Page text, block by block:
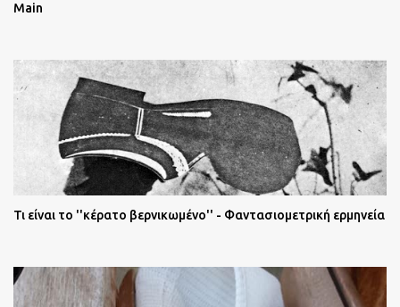
Main
Τι είναι το ''κέρατο βερνικωμένο'' - Φαντασιομετρική ερμηνεία